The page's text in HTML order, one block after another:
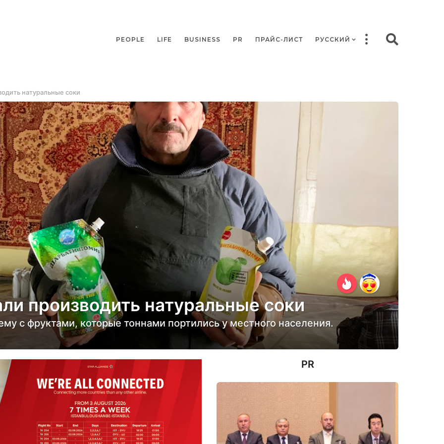
PEOPLE LIFE BUSINESS PR ПРАЙС-ЛИСТ РУССКИЙ
натуральные соки
производить натуральные соки
с фруктами, которые тоннами портились у местного населения.
PR